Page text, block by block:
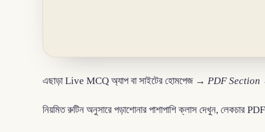
এছাড়া Live MCQ অ্যাপ বা সাইটের হোমপেজ → PDF Section
নিয়মিত রুটিন অনুসারে পড়াশোনার পাশাপাশি ক্লাস দেখুন, লেকচার